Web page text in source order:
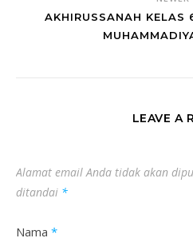
AKHIRUSSANAH KELAS
LEAVE A
Alamat email Anda tidak akan
ditandai *
Nama *